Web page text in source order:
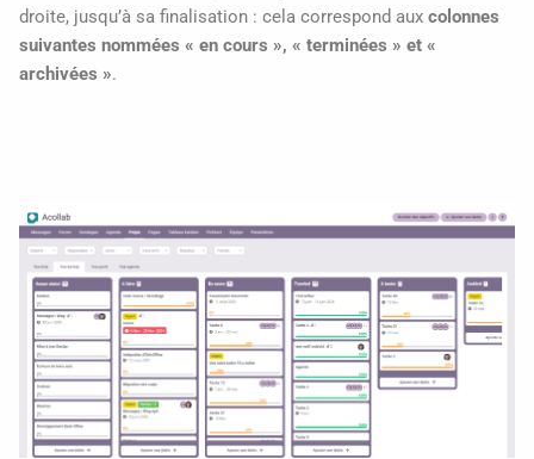
droite, jusqu’à sa finalisation : cela correspond aux colonnes
suivantes nommées « en cours », « terminées » et «
archivées ».